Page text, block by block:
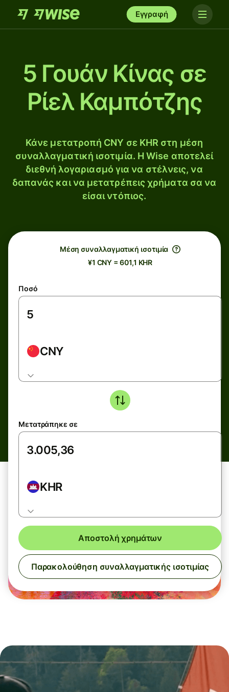
Εγγραφή
5 Γουάν Κίνας σε
Ρίελ Καμπότζης
Κάνε μετατροπή CNY σε KHR στη μέση
συναλλαγματική ισοτιμία. Η Wise αποτελεί
διεθνή λογαριασμό για να στέλνεις, να
δαπανάς και να μετατρέπεις χρήματα σα να
είσαι ντόπιος.
Μέση συναλλαγματική ισοτιμία
¥1 CNY = 601,1 KHR
Ποσό
CNY
Μετατράπηκε σε
KHR
Αποστολή χρημάτων
Παρακολούθηση συναλλαγματικής ισοτιμίας